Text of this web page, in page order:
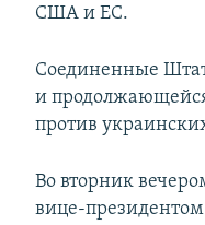
США и ЕС.
Соединенные
и
против
Во вторник
вице-